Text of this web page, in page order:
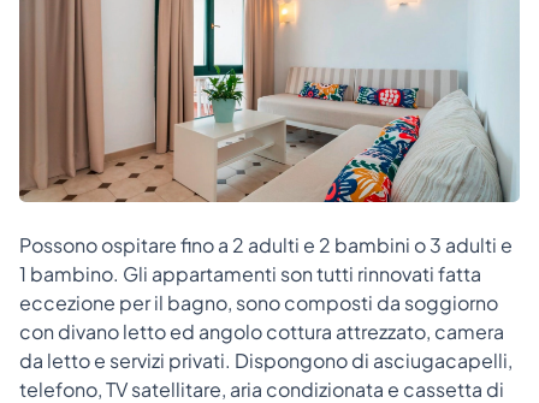
Possono ospitare fino a 2 adulti e 2 bambini o 3 adulti e
1 bambino. Gli appartamenti son tutti rinnovati fatta
eccezione per il bagno, sono composti da soggiorno
con divano letto ed angolo cottura attrezzato, camera
da letto e servizi privati. Dispongono di asciugacapelli,
telefono, TV satellitare, aria condizionata e cassetta di